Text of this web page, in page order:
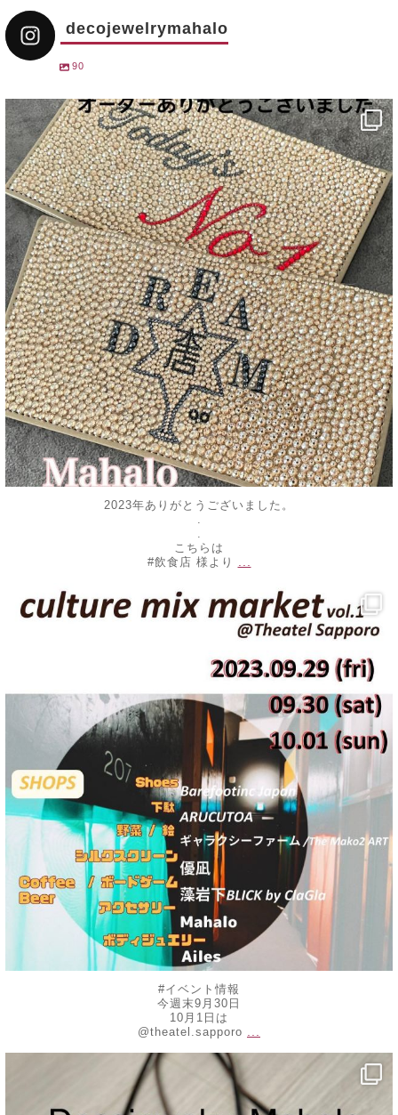
decojewelrymahalo
90
decojewelrymahalo
12月 31
2023年ありがとうございました。
.
.
こちらは
#飲食店 様より
decojewelrymahalo
#イベント情報
今週末9月30日
10月1日は
@theatel.sapporo
decojewelrymahalo
8月 20